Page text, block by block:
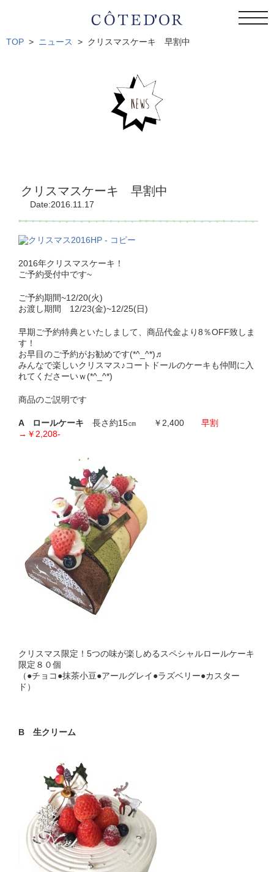
TOP ニュース クリスマスケーキ 早割中
クリスマスケーキ 早割中
Date:2016.11.17
2016年クリスマスケーキ！
ご予約受付中です~
ご予約期間~12/20(火)
お渡し期間 12/23(金)~12/25(日)
早期ご予約特典といたしまして、商品代金より8％OFF致しま
す！
お早目のご予約がお勧めです(*^_^*)♬
みんなで楽しいクリスマス♪コートドールのケーキも仲間に入
れてくださーいｗ(*^_^*)
商品のご説明です
A ロールケーキ 長さ約15㎝ ￥2,400 早割
→￥2,208-
クリスマス限定！5つの味が楽しめるスペシャルロールケーキ
限定８０個
（●チョコ●抹茶小豆●アールグレイ●ラズベリー●カスター
ド）
B 生クリーム